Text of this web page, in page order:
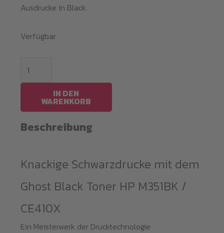
Ausdrucke in Black.
Verfügbar
M351BK
/
IN DEN
WARENKORB
Beschreibung
Knackige Schwarzdrucke mit dem
Ghost Black Toner HP M351BK /
CE410X
Ein Meisterwerk der Drucktechnologie